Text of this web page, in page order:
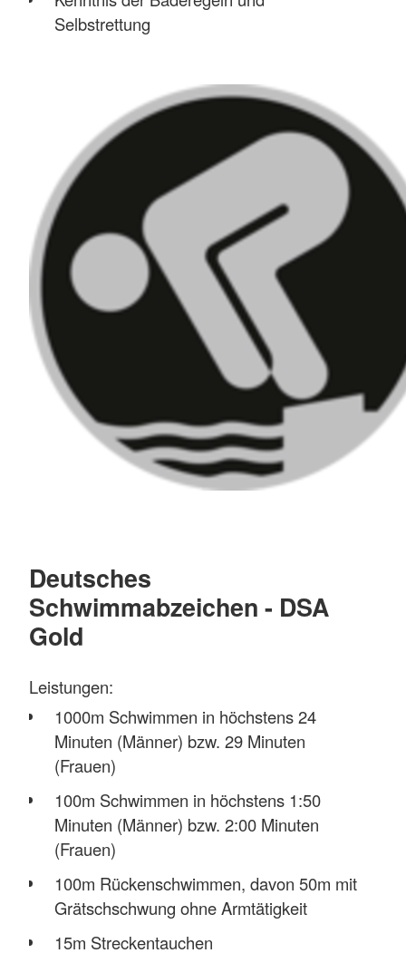
Selbstrettung
Deutsches
Schwimmabzeichen - DSA
Gold
Leistungen:
1000m Schwimmen in höchstens 24
Minuten (Männer) bzw. 29 Minuten
(Frauen)
100m Schwimmen in höchstens 1:50
Minuten (Männer) bzw. 2:00 Minuten
(Frauen)
100m Rückenschwimmen, davon 50m mit
Grätschschwung ohne Armtätigkeit
15m Streckentauchen